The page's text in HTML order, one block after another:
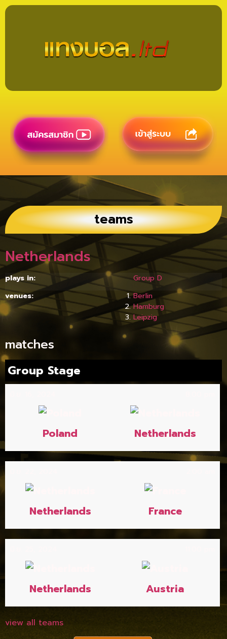
teams
Netherlands
plays in:
Group D
venues:
Berlin
Hamburg
Leipzig
matches
Group Stage
Poland Netherlands
Netherlands France
Netherlands Austria
view all teams